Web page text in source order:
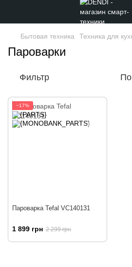
Бытовая техника Техника для
Пароварки
Фильтр
−17%
Пароварка Tefal VC140131
1 899 грн 2 299 грн